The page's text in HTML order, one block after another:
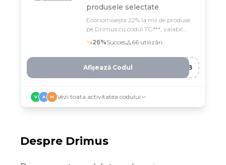
produsele selectate
Economisește 22% la mii de produse
pe Drimus cu codul TG***, valabil
până pe 12 februarie
26%Succes 66 utilizări
OYB
Afișează Codul
V A M Vezi toata activitatea codului
Despre Drimus